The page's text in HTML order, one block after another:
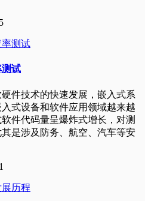
试
件技术的快速发展，嵌入式系
式设备和软件应用领域越来越
件代码量呈爆炸式增长，对测
是涉及防务、航空、汽车等安